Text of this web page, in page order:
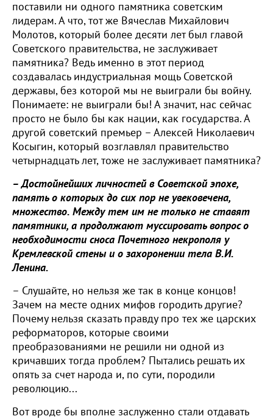
поставили ни одного памятника советским
лидерам. А что, тот же Вячеслав Михайлович
Молотов, который более десяти лет был главой
Советского правительства, не заслуживает
памятника? Ведь именно в этот период
создавалась индустриальная мощь Советской
державы, без которой мы не выиграли бы войну.
Понимаете: не выиграли бы! А значит, нас сейчас
просто не было бы как нации, как государства. А
другой советский премьер – Алексей Николаевич
Косыгин, который возглавлял правительство
четырнадцать лет, тоже не заслуживает памятника?
– Достойнейших личностей в Советской эпохе,
память о которых до сих пор не увековечена,
множество. Между тем им не только не ставят
памятники, а продолжают муссировать вопрос о
необходимости сноса Почетного некрополя у
Кремлевской стены и о захоронении тела В.И.
Ленина.
– Слушайте, но нельзя же так в конце концов!
Зачем на месте одних мифов городить другие?
Почему нельзя сказать правду про тех же царских
реформаторов, которые своими
преобразованиями не решили ни одной из
кричавших тогда проблем? Пытались решать их
опять за счет народа и, по сути, породили
революцию...
Вот вроде бы вполне заслуженно стали отдавать